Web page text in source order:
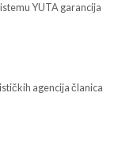
YUTA garancija
agencija članica